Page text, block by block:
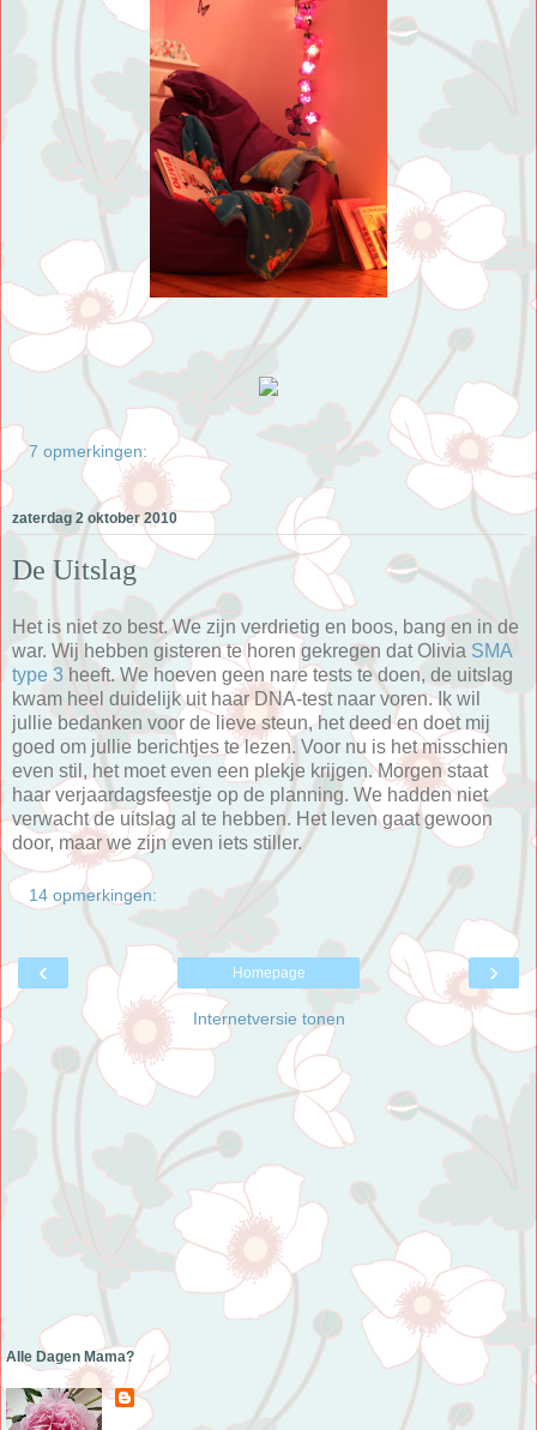
7 opmerkingen:
zaterdag 2 oktober 2010
De Uitslag
Het is niet zo best. We zijn verdrietig en boos, bang en in de
war. Wij hebben gisteren te horen gekregen dat Olivia SMA
type 3 heeft. We hoeven geen nare tests te doen, de uitslag
kwam heel duidelijk uit haar DNA-test naar voren. Ik wil
jullie bedanken voor de lieve steun, het deed en doet mij
goed om jullie berichtjes te lezen. Voor nu is het misschien
even stil, het moet even een plekje krijgen. Morgen staat
haar verjaardagsfeestje op de planning. We hadden niet
verwacht de uitslag al te hebben. Het leven gaat gewoon
door, maar we zijn even iets stiller.
14 opmerkingen:
‹ ›
Homepage
Internetversie tonen
Alle Dagen Mama?